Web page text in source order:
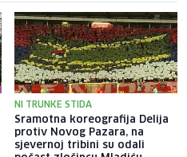
NI TRUNKE STIDA
Sramotna koreografija Delija
protiv Novog Pazara, na
sjevernoj tribini su odali